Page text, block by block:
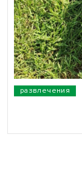
развлечения